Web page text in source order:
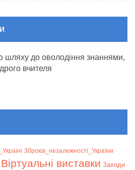
шляху до оволодіння знаннями,
вчителя
30років_незалежності_України
Віртуальні виставки Заходи